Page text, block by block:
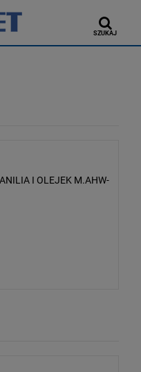
SZUKAJ
I OLEJEK M.AHW-